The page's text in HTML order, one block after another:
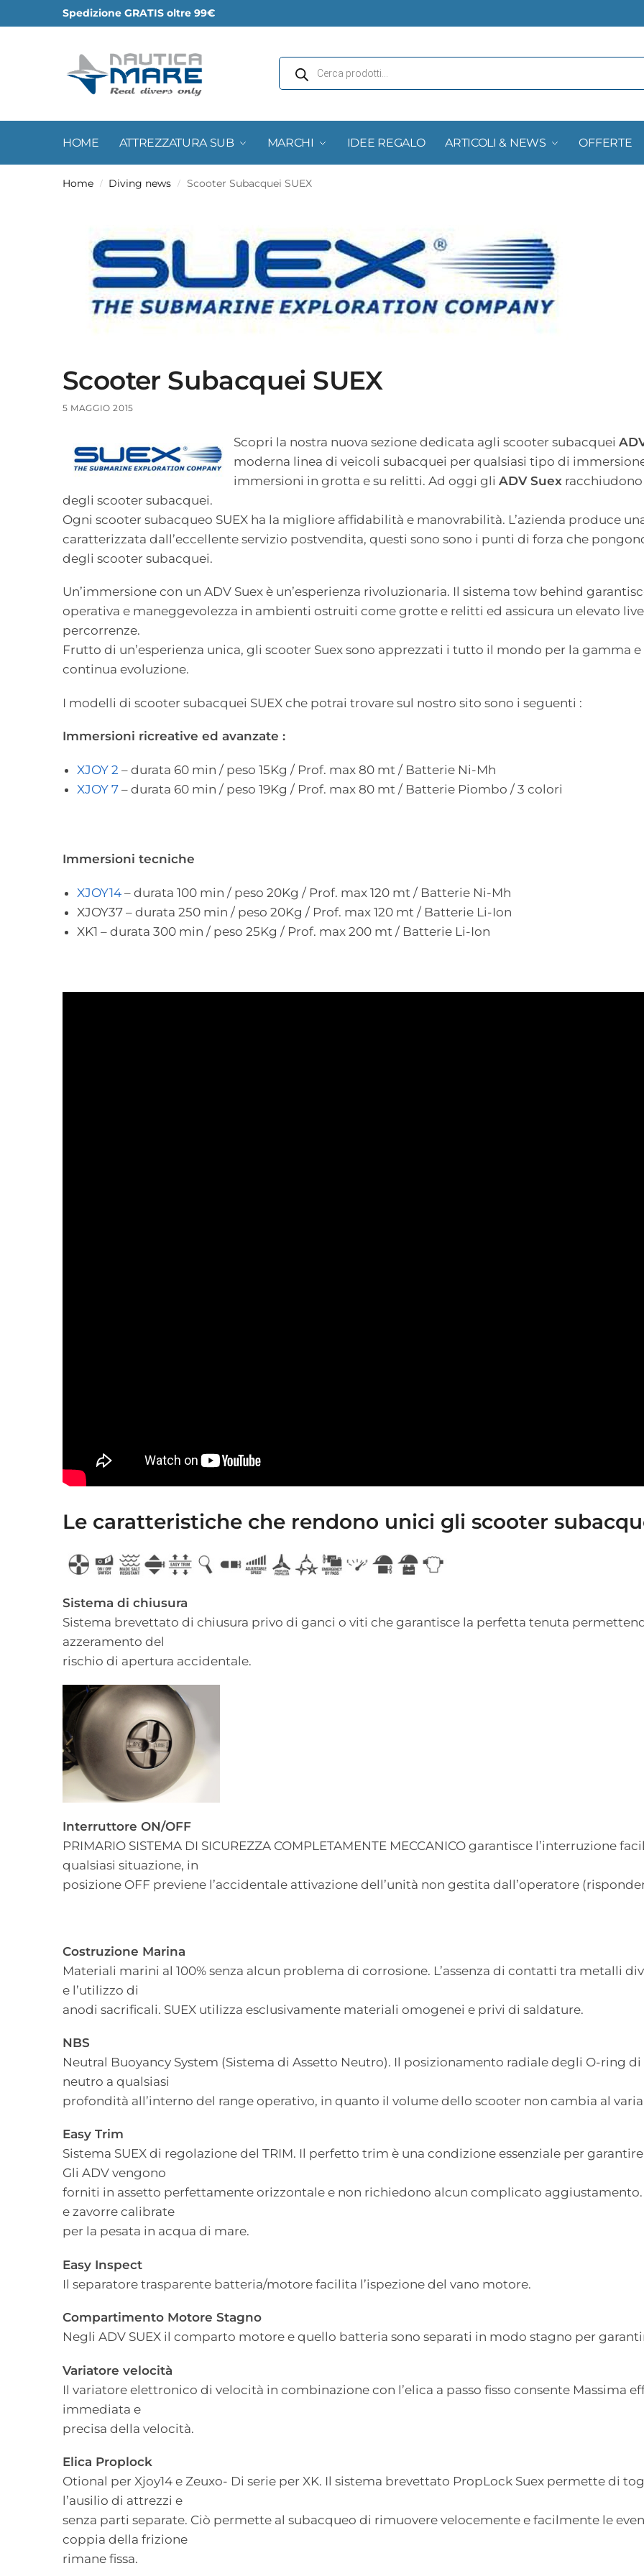
Spedizione GRATIS oltre 99€
HOME ATTREZZATURA SUB MARCHI IDEE REGALO ARTICOLI & NEWS OFFERTE
Home / Diving news / Scooter Subacquei SUEX
Scooter Subacquei SUEX
5 MAGGIO 2015
Scopri la nostra nuova sezione dedicata agli scooter subacquei
moderna linea di veicoli subacquei per qualsiasi tipo di
immersioni in grotta e su relitti. Ad oggi gli ADV Suex
degli scooter subacquei.
Ogni scooter subacqueo SUEX ha la migliore affidabilità e manovrabilità. L’azienda produce
caratterizzata dall’eccellente servizio postvendita, questi sono sono i punti di forza che
degli scooter subacquei.
Un’immersione con un ADV Suex è un’esperienza rivoluzionaria. Il sistema tow behind
operativa e maneggevolezza in ambienti ostruiti come grotte e relitti ed assicura un elevato
percorrenze.
Frutto di un’esperienza unica, gli scooter Suex sono apprezzati i tutto il mondo per la gamma
continua evoluzione.
I modelli di scooter subacquei SUEX che potrai trovare sul nostro sito sono i seguenti :
Immersioni ricreative ed avanzate :
XJOY 2 – durata 60 min / peso 15Kg / Prof. max 80 mt / Batterie Ni-Mh
XJOY 7 – durata 60 min / peso 19Kg / Prof. max 80 mt / Batterie Piombo / 3 colori
Immersioni tecniche
XJOY14 – durata 100 min / peso 20Kg / Prof. max 120 mt / Batterie Ni-Mh
XJOY37 – durata 250 min / peso 20Kg / Prof. max 120 mt / Batterie Li-Ion
XK1 – durata 300 min / peso 25Kg / Prof. max 200 mt / Batterie Li-Ion
Le caratteristiche che rendono unici gli scooter
Sistema di chiusura
Sistema brevettato di chiusura privo di ganci o viti che garantisce la perfetta tenuta
azzeramento del
rischio di apertura accidentale.
Interruttore ON/OFF
PRIMARIO SISTEMA DI SICUREZZA COMPLETAMENTE MECCANICO garantisce l’interruzione
qualsiasi situazione, in
posizione OFF previene l’accidentale attivazione dell’unità non gestita dall’operatore
Costruzione Marina
Materiali marini al 100% senza alcun problema di corrosione. L’assenza di contatti tra metalli
e l’utilizzo di
anodi sacrificali. SUEX utilizza esclusivamente materiali omogenei e privi di saldature.
NBS
Neutral Buoyancy System (Sistema di Assetto Neutro). Il posizionamento radiale degli O-ring
neutro a qualsiasi
profondità all’interno del range operativo, in quanto il volume dello scooter non cambia al
Easy Trim
Sistema SUEX di regolazione del TRIM. Il perfetto trim è una condizione essenziale per
Gli ADV vengono
forniti in assetto perfettamente orizzontale e non richiedono alcun complicato
e zavorre calibrate
per la pesata in acqua di mare.
Easy Inspect
Il separatore trasparente batteria/motore facilita l’ispezione del vano motore.
Compartimento Motore Stagno
Negli ADV SUEX il comparto motore e quello batteria sono separati in modo stagno per
Variatore velocità
Il variatore elettronico di velocità in combinazione con l’elica a passo fisso consente Massima
immediata e
precisa della velocità.
Elica Proplock
Otional per Xjoy14 e Zeuxo- Di serie per XK. Il sistema brevettato PropLock Suex permette di
l’ausilio di attrezzi e
senza parti separate. Ciò permette al subacqueo di rimuovere velocemente e facilmente le
coppia della frizione
rimane fissa.